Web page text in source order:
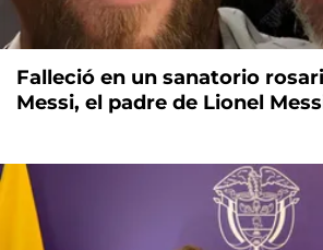
Falleció en un sanatorio
Messi, el padre de Lionel